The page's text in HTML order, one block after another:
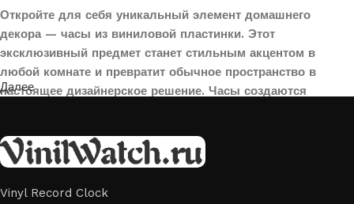
Откройте для себя уникальный элемент домашнего
декора — часы из виниловой пластинки. Этот
эксклюзивный предмет станет стильным акцентом в
любой комнате и превратит обычное пространство в
настоящее дизайнерское решение. Часы создаются
аксессуар идеально подойдет для гостиной, спальни,
офиса или даже для оформления кафе, студии или
творческого пространства.
Далее
Vinyl Record Clock